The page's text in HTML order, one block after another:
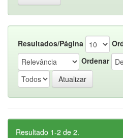
Resultados/Página
Ordenar
Resultado 1-2 de 2.